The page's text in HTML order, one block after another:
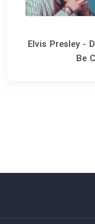
Elvis Presley -
Be